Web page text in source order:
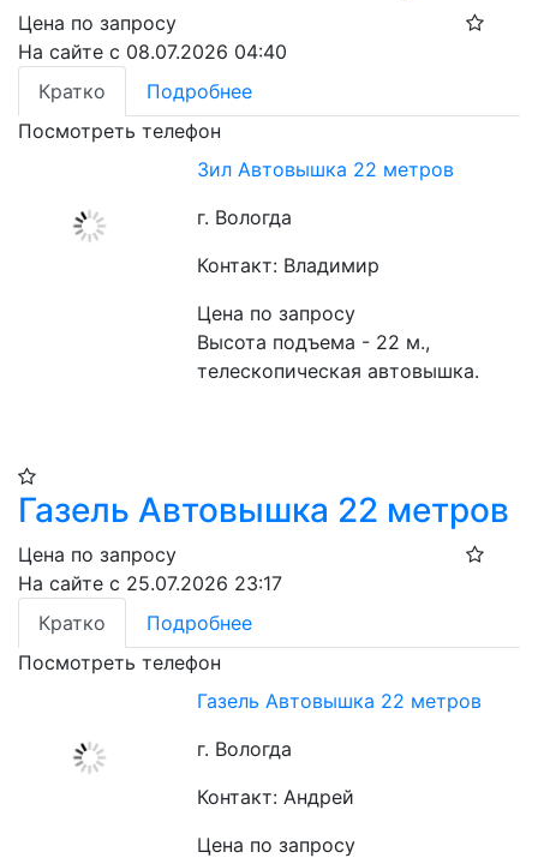
Цена по запросу
На сайте с 08.07.2026 04:40
Кратко
Подробнее
Посмотреть телефон
Зил Автовышка 22 метров
г. Вологда
Контакт: Владимир
Цена по запросу
Высота подъема - 22 м.,
телескопическая автовышка.
Газель Автовышка 22 метров
Цена по запросу
На сайте с 25.07.2026 23:17
Кратко
Подробнее
Посмотреть телефон
Газель Автовышка 22 метров
г. Вологда
Контакт: Андрей
Цена по запросу